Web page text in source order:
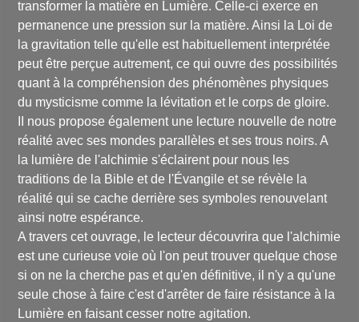
d’égal que la singularité de son parcours, qui prend racine dans
les sciences et traditions. Caméléon malgré lui, il entrevoit
naturellement des solutions adaptées à chaque contexte, et sait
se faire comprendre.Comprendre, dit-il, c’est « prendre avec »
Cet orateur-né met aujourd’hui son talent au service des
entreprises. Quel est ce talent ? Celui de percevoir comment
créer du sens et du lien, de toucher les gens pour en faire sortir
le meilleur. Le fil conducteur de ses interventions est de
rassembler les humains, et d’optimiser les interactions qu’ils ont
avec leur environnement : un lieu, une équipe, une entreprise,
une vie… Son approche hors du commun attise la curiosité, et,
sollicité pour s’exprimer devant un parterre de dirigeants, il est
en mesure d’expliquer en quoi la symbolique peut aider à la
gestion de crise.
Dans un monde divisé, qui constate bien souvent l’échec des
stratégies et modes de pensées devenus inadaptés, il s’agit pour
Patrick Burensteinas de ramener de l’Esprit. En fédérant les
gens autour d’un système valorisé dont ils deviennent de
fervents ambassadeurs, il leur permet de retrouver un sentiment
d’appartenance, d’identité. C’est ainsi que Patrick Burensteinas
parvient subtilement à insuffler du merveilleux dans l’ordinaire,
à marier le rêve à la réalité, à unifier des forces supposées
contraires. En établissant des passerelles pertinentes entre les
transformer la matière en Lumière. Celle-ci exerce en
permanence une pression sur la matière. Ainsi la Loi de
la gravitation telle qu'elle est habituellement interprétée
peut être perçue autrement, ce qui ouvre des possibilités
quant à la compréhension des phénomènes physiques
du mysticisme comme la lévitation et le corps de gloire.
II nous propose également une lecture nouvelle de notre
réalité avec ses mondes parallèles et ses trous noirs. A
la lumière de l'alchimie s'éclairent pour nous les
traditions de la Bible et de l'Évangile et se révèle la
réalité qui se cache derrière ses symboles renouvelant
ainsi notre espérance.
A travers cet ouvrage, le lecteur découvrira que l'alchimie
est une curieuse voie où l'on peut trouver quelque chose
si on ne la cherche pas et qu'en définitive, il n'y a qu'une
seule chose à faire c'est d'arrêter de faire résistance à la
Lumière en faisant cesser notre agitation.